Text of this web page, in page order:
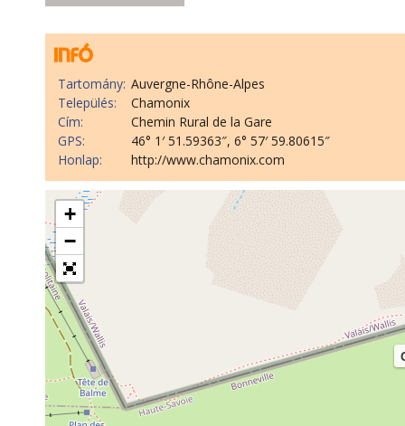
Tartomány: Auvergne-Rhône-Alpes
Település:
Chamonix
Cím:
Chemin Rural de la Gare
GPS:
46° 1′ 51.59363″, 6° 57′ 59.80615″
Honlap:
http://www.chamonix.com
+
−